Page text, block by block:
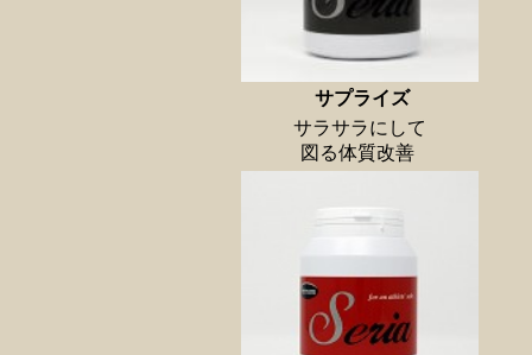
サプライズ
サラサラにして
図る体質改善